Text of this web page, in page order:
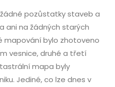
pozůstatky staveb a
ani na žádných starých
mapování bylo zhotoveno
vesnice, druhé a třetí
mapa byly
Jediné, co lze dnes v